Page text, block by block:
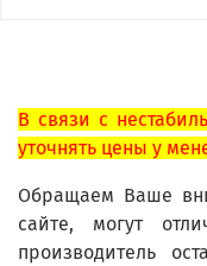
В связи с
уточнять цены у
Обращаем Ваше
сайте, могут
производитель